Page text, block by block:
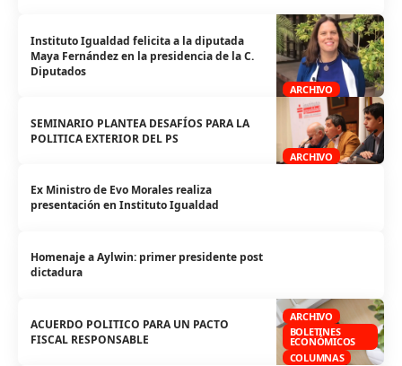
ARCHIVO
Instituto Igualdad felicita a la diputada
Maya Fernández en la presidencia de la C.
Diputados
ARCHIVO
SEMINARIO PLANTEA DESAFÍOS PARA LA
POLITICA EXTERIOR DEL PS
Ex Ministro de Evo Morales realiza
presentación en Instituto Igualdad
Homenaje a Aylwin: primer presidente post
dictadura
ARCHIVO
BOLETINES
ECONÓMICOS
COLUMNAS
ACUERDO POLITICO PARA UN PACTO
FISCAL RESPONSABLE